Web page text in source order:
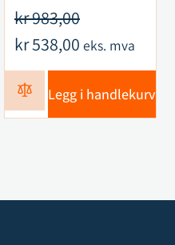
kr983,00
kr538,00 eks. mva
Legg i handlekurv